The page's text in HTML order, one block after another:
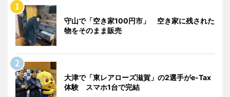
守山で「空き家100円市」 空き家に残された
物をそのまま販売
大津で「東レアローズ滋賀」の2選手がe-Tax
体験 スマホ1台で完結